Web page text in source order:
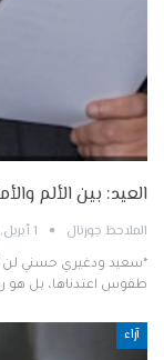
العيد: بين الألم
الملاحظ جورنال 1 أبريل, 2025
*سعيد ودغيري حسني لن
طقوس اعتدناها، بل هو
آراء